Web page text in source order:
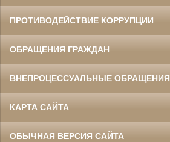
ПРОТИВОДЕЙСТВИЕ КОРРУПЦИИ
ОБРАЩЕНИЯ ГРАЖДАН
ВНЕПРОЦЕССУАЛЬНЫЕ ОБРАЩЕНИЯ
КАРТА САЙТА
ОБЫЧНАЯ ВЕРСИЯ САЙТА